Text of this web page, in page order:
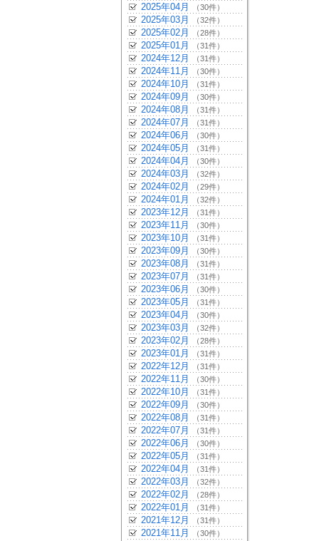
2025年04月 （30件）
2025年03月 （32件）
2025年02月 （28件）
2025年01月 （31件）
2024年12月 （31件）
2024年11月 （30件）
2024年10月 （31件）
2024年09月 （30件）
2024年08月 （31件）
2024年07月 （31件）
2024年06月 （30件）
2024年05月 （31件）
2024年04月 （30件）
2024年03月 （32件）
2024年02月 （29件）
2024年01月 （32件）
2023年12月 （31件）
2023年11月 （30件）
2023年10月 （31件）
2023年09月 （30件）
2023年08月 （31件）
2023年07月 （31件）
2023年06月 （30件）
2023年05月 （31件）
2023年04月 （30件）
2023年03月 （32件）
2023年02月 （28件）
2023年01月 （31件）
2022年12月 （31件）
2022年11月 （30件）
2022年10月 （31件）
2022年09月 （30件）
2022年08月 （31件）
2022年07月 （31件）
2022年06月 （30件）
2022年05月 （31件）
2022年04月 （31件）
2022年03月 （32件）
2022年02月 （28件）
2022年01月 （31件）
2021年12月 （31件）
2021年11月 （30件）